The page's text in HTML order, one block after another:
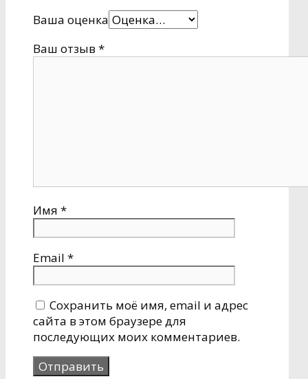
Ваша оценка
Ваш отзыв *
Имя *
Email *
Сохранить моё имя, email и адрес
сайта в этом браузере для
последующих моих комментариев.